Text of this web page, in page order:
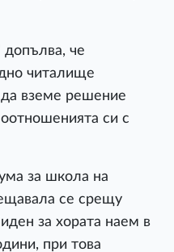
допълва, че
читалище
вземе решение
си с
за школа на
се срещу
за хората наем в
при това